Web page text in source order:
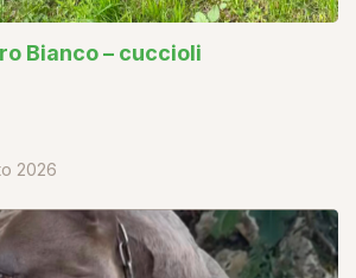
Bianco – cuccioli
2026